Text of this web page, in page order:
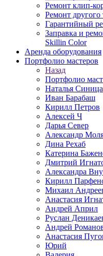
Ремонт клип-
Ремонт другого
Гарантийный
Заправка и
Skillin Color
Аренда оборудования
Портфолио мастеров
Назад
Портфолио
Наталья Синица
Иван Барабаш
Кирилл Петров
Алексей Ч
Дарья Север
Александр
Дина Рехаб
Катерина
Дмитрий
Александра
Кирилл
Михаил
Анастасия
Андрей Април
Руслан
Андрей
Анастасия
Юрий